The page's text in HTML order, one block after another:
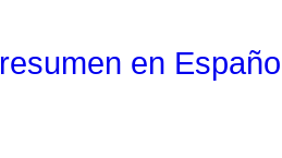
resumen en